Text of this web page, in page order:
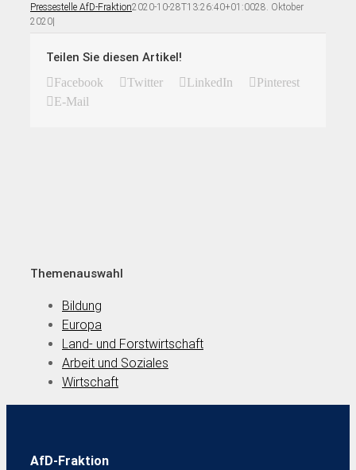
Pressestelle AfD-Fraktion2020-10-28T13:26:40+01:0028. Oktober
2020|
Teilen Sie diesen Artikel!
Facebook Twitter LinkedIn
Pinterest
E-Mail
Themenauswahl
Bildung
Europa
Land- und Forstwirtschaft
Arbeit und Soziales
Wirtschaft
AfD-Fraktion